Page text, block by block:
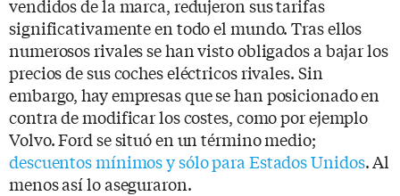
vendidos de la marca, redujeron sus tarifas
significativamente en todo el mundo. Tras ellos
numerosos rivales se han visto obligados a bajar los
precios de sus coches eléctricos rivales. Sin
embargo, hay empresas que se han posicionado en
contra de modificar los costes, como por ejemplo
Volvo. Ford se situó en un término medio;
descuentos mínimos y sólo para Estados Unidos. Al
menos así lo aseguraron.